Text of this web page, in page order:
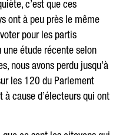
c’est que ces
ont à peu près le même
pour les partis
étude récente selon
nous avons perdu jusqu’à
les 120 du Parlement
cause d’électeurs qui ont